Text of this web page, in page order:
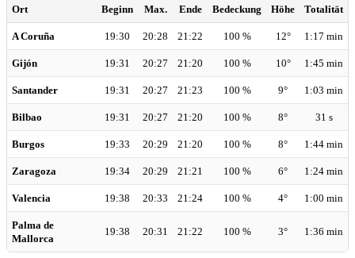
Ort Beginn Max. Ende Bedeckung Höhe Totalität
A Coruña 19:30 20:28 21:22 100 % 12° 1:17 min
Gijón 19:31 20:27 21:20 100 % 10° 1:45 min
Santander 19:31 20:27 21:23 100 % 9° 1:03 min
Bilbao 19:31 20:27 21:20 100 % 8° 31 s
Burgos 19:33 20:29 21:20 100 % 8° 1:44 min
Zaragoza 19:34 20:29 21:21 100 % 6° 1:24 min
Valencia 19:38 20:33 21:24 100 % 4° 1:00 min
Palma de
Mallorca
19:38 20:31 21:22 100 % 3° 1:36 min